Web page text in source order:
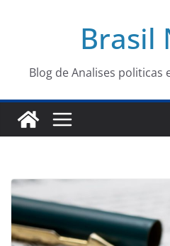
conteúdo
Brasil
Blog de Analises politicas